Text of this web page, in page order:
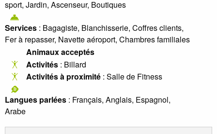
sport, Jardin, Ascenseur, Boutiques
Services : Bagagiste, Blanchisserie, Coffres clients,
Fer à repasser, Navette aéroport, Chambres familiales
Animaux acceptés
Activités : Billard
Activités à proximité : Salle de Fitness
Langues parlées : Français, Anglais, Espagnol,
Arabe